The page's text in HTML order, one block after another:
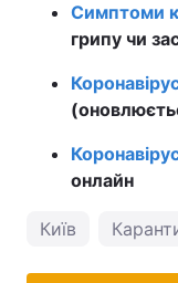
Симптоми
грипу чи
онлайн
Київ